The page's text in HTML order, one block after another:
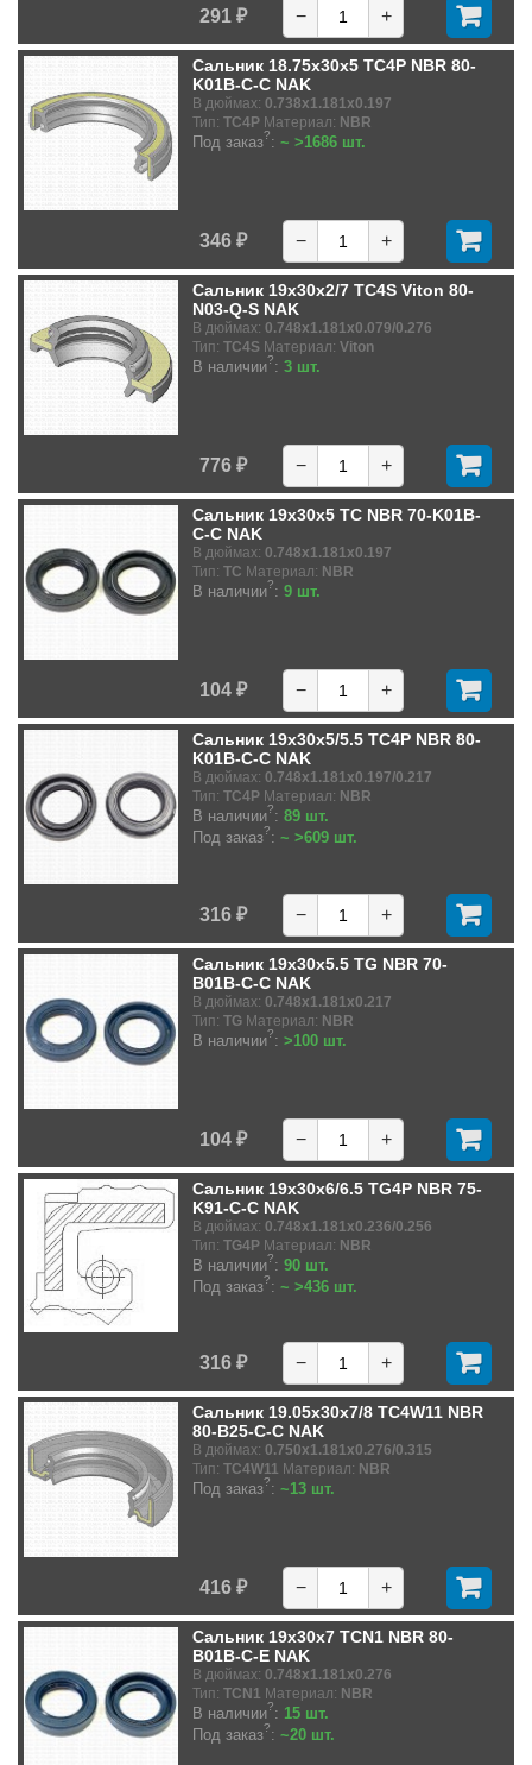
291 ₽ − +
Сальник 18.75x30x5 TC4P NBR 80-
K01B-C-C NAK
В дюймах: 0.738x1.181x0.197
Тип: TC4P Материал: NBR
Под заказ?: ~ >1686 шт.
346 ₽ − +
Сальник 19x30x2/7 TC4S Viton 80-
N03-Q-S NAK
В дюймах: 0.748x1.181x0.079/0.276
Тип: TC4S Материал: Viton
В наличии?: 3 шт.
776 ₽ − +
Сальник 19x30x5 TC NBR 70-K01B-
C-C NAK
В дюймах: 0.748x1.181x0.197
Тип: TC Материал: NBR
В наличии?: 9 шт.
104 ₽ − +
Сальник 19x30x5/5.5 TC4P NBR 80-
K01B-C-C NAK
В дюймах: 0.748x1.181x0.197/0.217
Тип: TC4P Материал: NBR
В наличии?: 89 шт.
Под заказ?: ~ >609 шт.
316 ₽ − +
Сальник 19x30x5.5 TG NBR 70-
B01B-C-C NAK
В дюймах: 0.748x1.181x0.217
Тип: TG Материал: NBR
В наличии?: >100 шт.
104 ₽ − +
Сальник 19x30x6/6.5 TG4P NBR 75-
K91-C-C NAK
В дюймах: 0.748x1.181x0.236/0.256
Тип: TG4P Материал: NBR
В наличии?: 90 шт.
Под заказ?: ~ >436 шт.
316 ₽ − +
Сальник 19.05x30x7/8 TC4W11 NBR
80-B25-C-C NAK
В дюймах: 0.750x1.181x0.276/0.315
Тип: TC4W11 Материал: NBR
Под заказ?: ~13 шт.
416 ₽ − +
Сальник 19x30x7 TCN1 NBR 80-
B01B-C-E NAK
В дюймах: 0.748x1.181x0.276
Тип: TCN1 Материал: NBR
В наличии?: 15 шт.
Под заказ?: ~20 шт.